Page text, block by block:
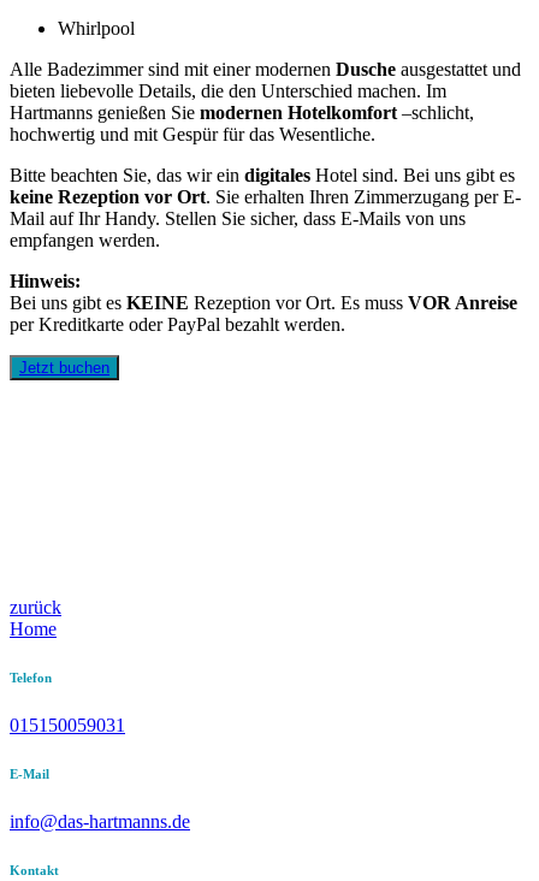
Whirlpool
Alle Badezimmer sind mit einer modernen Dusche ausgestattet und
bieten liebevolle Details, die den Unterschied machen. Im
Hartmanns genießen Sie modernen Hotelkomfort –schlicht,
hochwertig und mit Gespür für das Wesentliche.
Bitte beachten Sie, das wir ein digitales Hotel sind. Bei uns gibt es
keine Rezeption vor Ort. Sie erhalten Ihren Zimmerzugang per E-
Mail auf Ihr Handy. Stellen Sie sicher, dass E-Mails von uns
empfangen werden.
Hinweis:
Bei uns gibt es KEINE Rezeption vor Ort. Es muss VOR Anreise
per Kreditkarte oder PayPal bezahlt werden.
Jetzt buchen
zurück
Home
Telefon
015150059031
E-Mail
info@das-hartmanns.de
Kontakt